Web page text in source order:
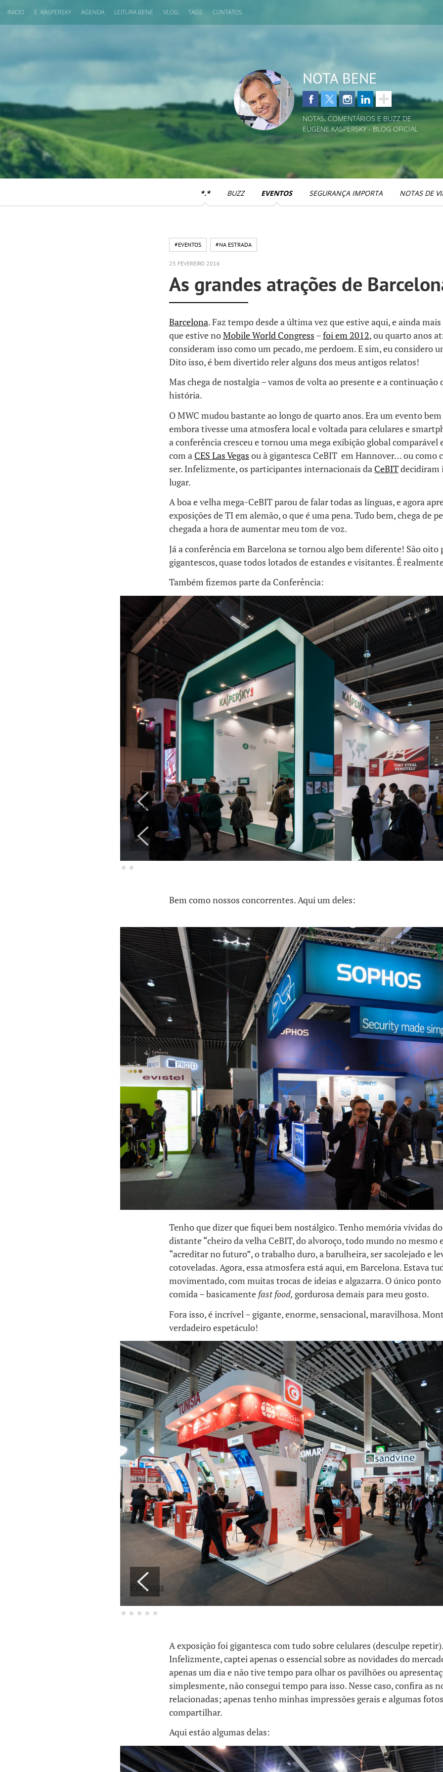
INICIO E. KASPERSKY AGENDA LEITURA BENE VLOG TAGS CONTATOS
NOTA BENE
NOTAS, COMENTÁRIOS E BUZZ DE
EUGENE KASPERSKY - BLOG OFICIAL
*.* BUZZ EVENTOS SEGURANÇA IMPORTA NOTAS DE
#EVENTOS #NA ESTRADA
25 FEVEREIRO 2016
As grandes atrações de
Barcelona. Faz tempo desde a última vez que estive aqui, e ainda
que estive noMobile World Congress –foi em 2012, ou quarto anos
consideram isso como um pecado, me perdoem. E sim, eu considero
Dito isso, é bem divertido reler alguns dos meus antigos relatos!
Mas chega de nostalgia – vamos de volta ao presente e a continuação
história.
O MWC mudou bastante ao longo de quarto anos. Era um evento
embora tivesse uma atmosfera local e voltada para celulares e
a conferência cresceu e tornou uma mega exibição global comparável
com a CES Las Vegas ou à gigantesca CeBIT em Hannover… ou como
ser. Infelizmente, os participantes internacionais da CeBITdecidiram
lugar.
A boa e velha mega-CeBIT parou de falar todas as línguas, e agora
exposições de TI em alemão, o que é uma pena. Tudo bem, chega de
chegada a hora de aumentar meu tom de voz.
Já a conferência em Barcelona se tornou algo bem diferente! São oito
gigantescos, quase todos lotados de estandes e visitantes. É
Também fizemos parte da Conferência:
Previous
Bem como nossos concorrentes. Aqui um deles:
Tenho que dizer que fiquei bem nostálgico. Tenho memória vívidas
distante “cheiro da velha CeBIT, do alvoroço, todo mundo no mesmo
“acreditar no futuro”, o trabalho duro, a barulheira, ser sacolejado e
cotoveladas. Agora, essa atmosfera está aqui, em Barcelona. Estava
movimentado, com muitas trocas de ideias e algazarra. O único
comida – basicamente fast food, gordurosa demais para meu gosto.
Fora isso, é incrível – gigante, enorme, sensacional, maravilhosa.
verdadeiro espetáculo!
Previous
A exposição foi gigantesca com tudo sobre celulares (desculpe repetir).
Infelizmente, captei apenas o essencial sobre as novidades do
apenas um dia e não tive tempo para olhar os pavilhões ou
simplesmente, não consegui tempo para isso. Nesse caso, confira as
relacionadas; apenas tenho minhas impressões gerais e algumas
compartilhar.
Aqui estão algumas delas: